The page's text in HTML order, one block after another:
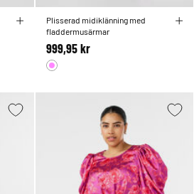
Plisserad midiklänning med
fladdermusärmar
999,95 kr